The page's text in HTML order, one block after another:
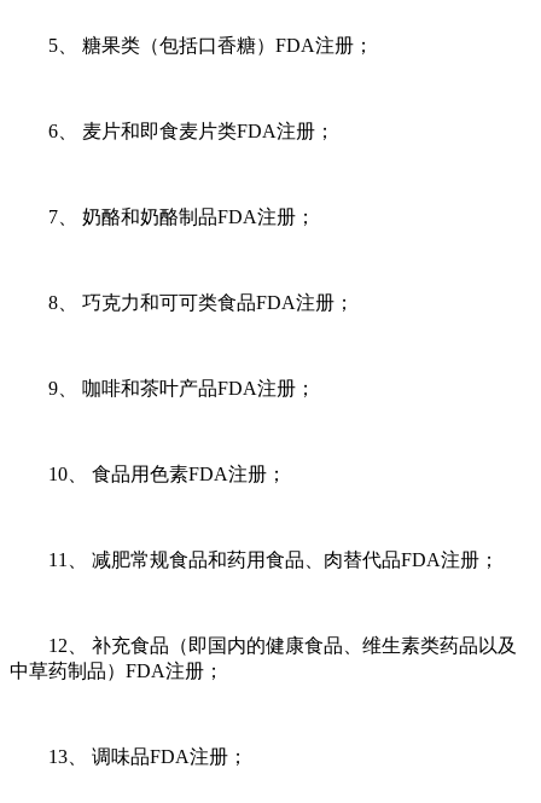
5、 糖果类（包括口香糖）FDA注册；
6、 麦片和即食麦片类FDA注册；
7、 奶酪和奶酪制品FDA注册；
8、 巧克力和可可类食品FDA注册；
9、 咖啡和茶叶产品FDA注册；
10、 食品用色素FDA注册；
11、 减肥常规食品和药用食品、肉替代品FDA注册；
12、 补充食品（即国内的健康食品、维生素类药品以及
中草药制品）FDA注册；
13、 调味品FDA注册；